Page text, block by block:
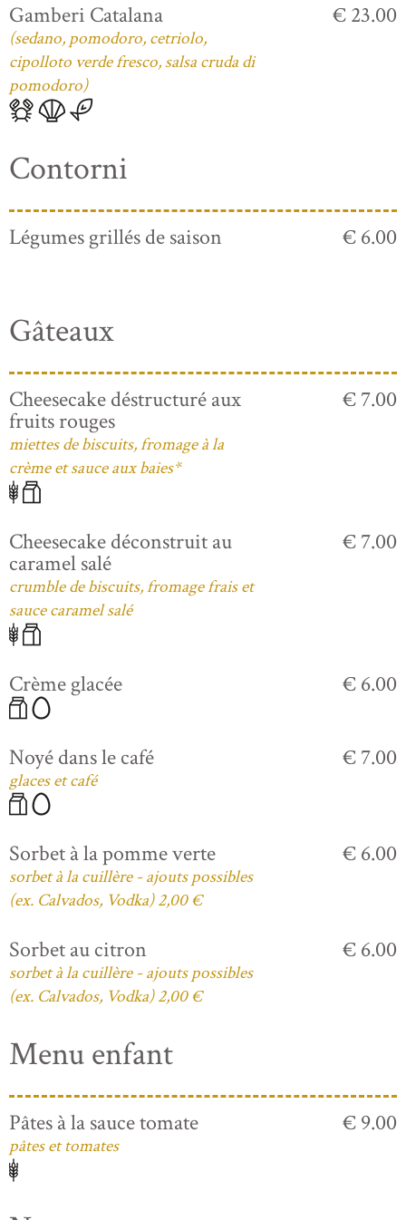
Gamberi Catalana
(sedano, pomodoro, cetriolo,
cipolloto verde fresco, salsa cruda di
pomodoro)
€ 23.00
Contorni
Légumes grillés de saison € 6.00
Gâteaux
Cheesecake déstructuré aux
fruits rouges
miettes de biscuits, fromage à la
crème et sauce aux baies*
€ 7.00
Cheesecake déconstruit au
caramel salé
crumble de biscuits, fromage frais et
sauce caramel salé
€ 7.00
Crème glacée € 6.00
Noyé dans le café
glaces et café
€ 7.00
Sorbet à la pomme verte
sorbet à la cuillère - ajouts possibles
(ex. Calvados, Vodka) 2,00 €
€ 6.00
Sorbet au citron
sorbet à la cuillère - ajouts possibles
(ex. Calvados, Vodka) 2,00 €
€ 6.00
Menu enfant
Pâtes à la sauce tomate
pâtes et tomates
€ 9.00